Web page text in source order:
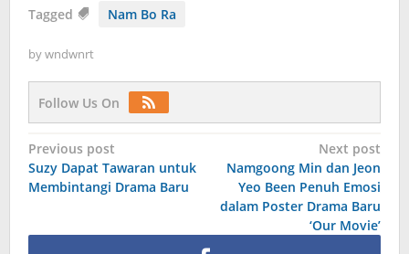
Tagged Nam Bo Ra
bywndwnrt
Follow Us On
Post
navigation
Previous post
Suzy Dapat Tawaran untuk
Membintangi Drama Baru
Next post
Namgoong Min dan Jeon
Yeo Been Penuh Emosi
dalam Poster Drama Baru
‘Our Movie’